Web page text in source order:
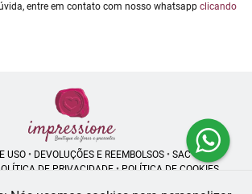
entre em contato com nosso whatsapp clicando
USO• DEVOLUÇÕES E REEMBOLSOS• SAC
DE PRIVACIDADE• POLÍTICA DE COOKIES